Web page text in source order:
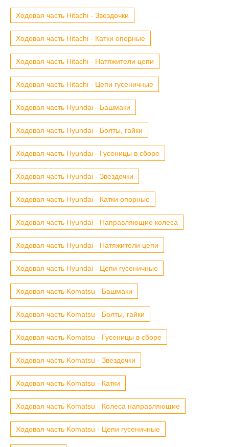
Ходовая часть Hitachi - Звездочки
Ходовая часть Hitachi - Катки опорные
Ходовая часть Hitachi - Натяжители цепи
Ходовая часть Hitachi - Цепи гусеничные
Ходовая часть Hyundai - Башмаки
Ходовая часть Hyundai - Болты, гайки
Ходовая часть Hyundai - Гусеницы в сборе
Ходовая часть Hyundai - Звездочки
Ходовая часть Hyundai - Катки опорные
Ходовая часть Hyundai - Направляющие колеса
Ходовая часть Hyundai - Натяжители цепи
Ходовая часть Hyundai - Цепи гусеничные
Ходовая часть Komatsu - Башмаки
Ходовая часть Komatsu - Болты, гайки
Ходовая часть Komatsu - Гусеницы в сборе
Ходовая часть Komatsu - Звездочки
Ходовая часть Komatsu - Катки
Ходовая часть Komatsu - Колеса направляющие
Ходовая часть Komatsu - Цепи гусеничные